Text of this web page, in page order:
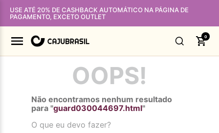
USE ATÉ 20% DE CASHBACK AUTOMÁTICO NA PÁGINA DE
PAGAMENTO, EXCETO OUTLET
0
OOPS!
Não encontramos nenhum resultado
para "guard030044697.html"
O que eu devo fazer?